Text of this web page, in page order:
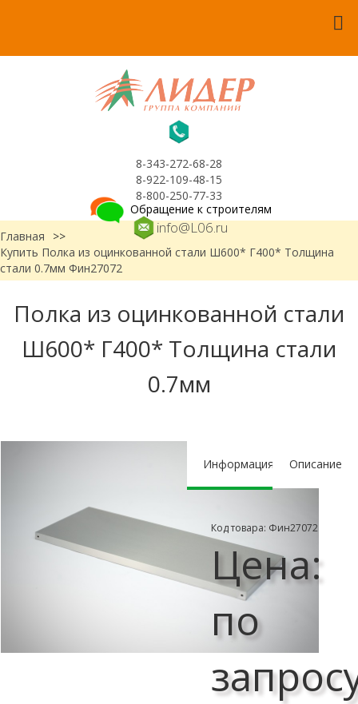
8-343-272-68-28
8-922-109-48-15
8-800-250-77-33
info@L06.ru
Обращение к строителям
Главная
>>
Купить Полка из оцинкованной стали Ш600* Г400* Толщина
стали 0.7мм Фин27072
Полка из оцинкованной стали
Ш600* Г400* Толщина стали
0.7мм
Информация Описание
Код товара: Фин27072
Цена:
по